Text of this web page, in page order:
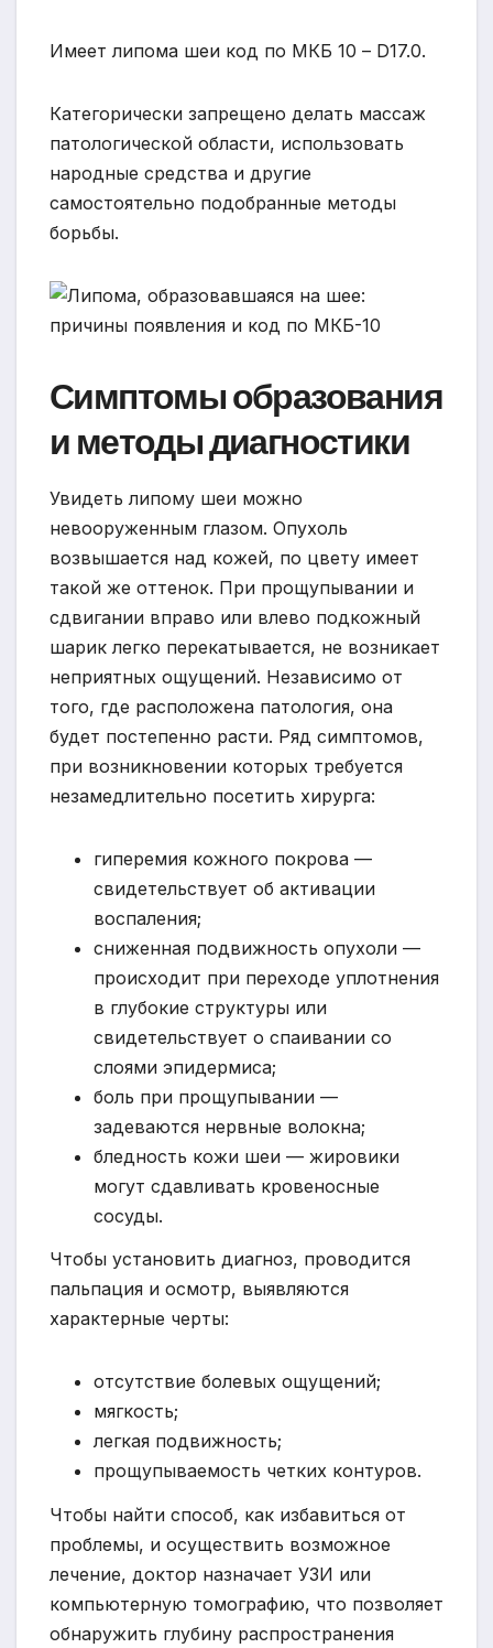
Имеет липома шеи код по МКБ 10 – D17.0.
Категорически запрещено делать массаж
патологической области, использовать
народные средства и другие
самостоятельно подобранные методы
борьбы.
Симптомы образования
и методы диагностики
Увидеть липому шеи можно
невооруженным глазом. Опухоль
возвышается над кожей, по цвету имеет
такой же оттенок. При прощупывании и
сдвигании вправо или влево подкожный
шарик легко перекатывается, не возникает
неприятных ощущений. Независимо от
того, где расположена патология, она
будет постепенно расти. Ряд симптомов,
при возникновении которых требуется
незамедлительно посетить хирурга:
гиперемия кожного покрова —
свидетельствует об активации
воспаления;
сниженная подвижность опухоли —
происходит при переходе уплотнения
в глубокие структуры или
свидетельствует о спаивании со
слоями эпидермиса;
боль при прощупывании —
задеваются нервные волокна;
бледность кожи шеи — жировики
могут сдавливать кровеносные
сосуды.
Чтобы установить диагноз, проводится
пальпация и осмотр, выявляются
характерные черты:
отсутствие болевых ощущений;
мягкость;
легкая подвижность;
прощупываемость четких контуров.
Чтобы найти способ, как избавиться от
проблемы, и осуществить возможное
лечение, доктор назначает УЗИ или
компьютерную томографию, что позволяет
обнаружить глубину распространения